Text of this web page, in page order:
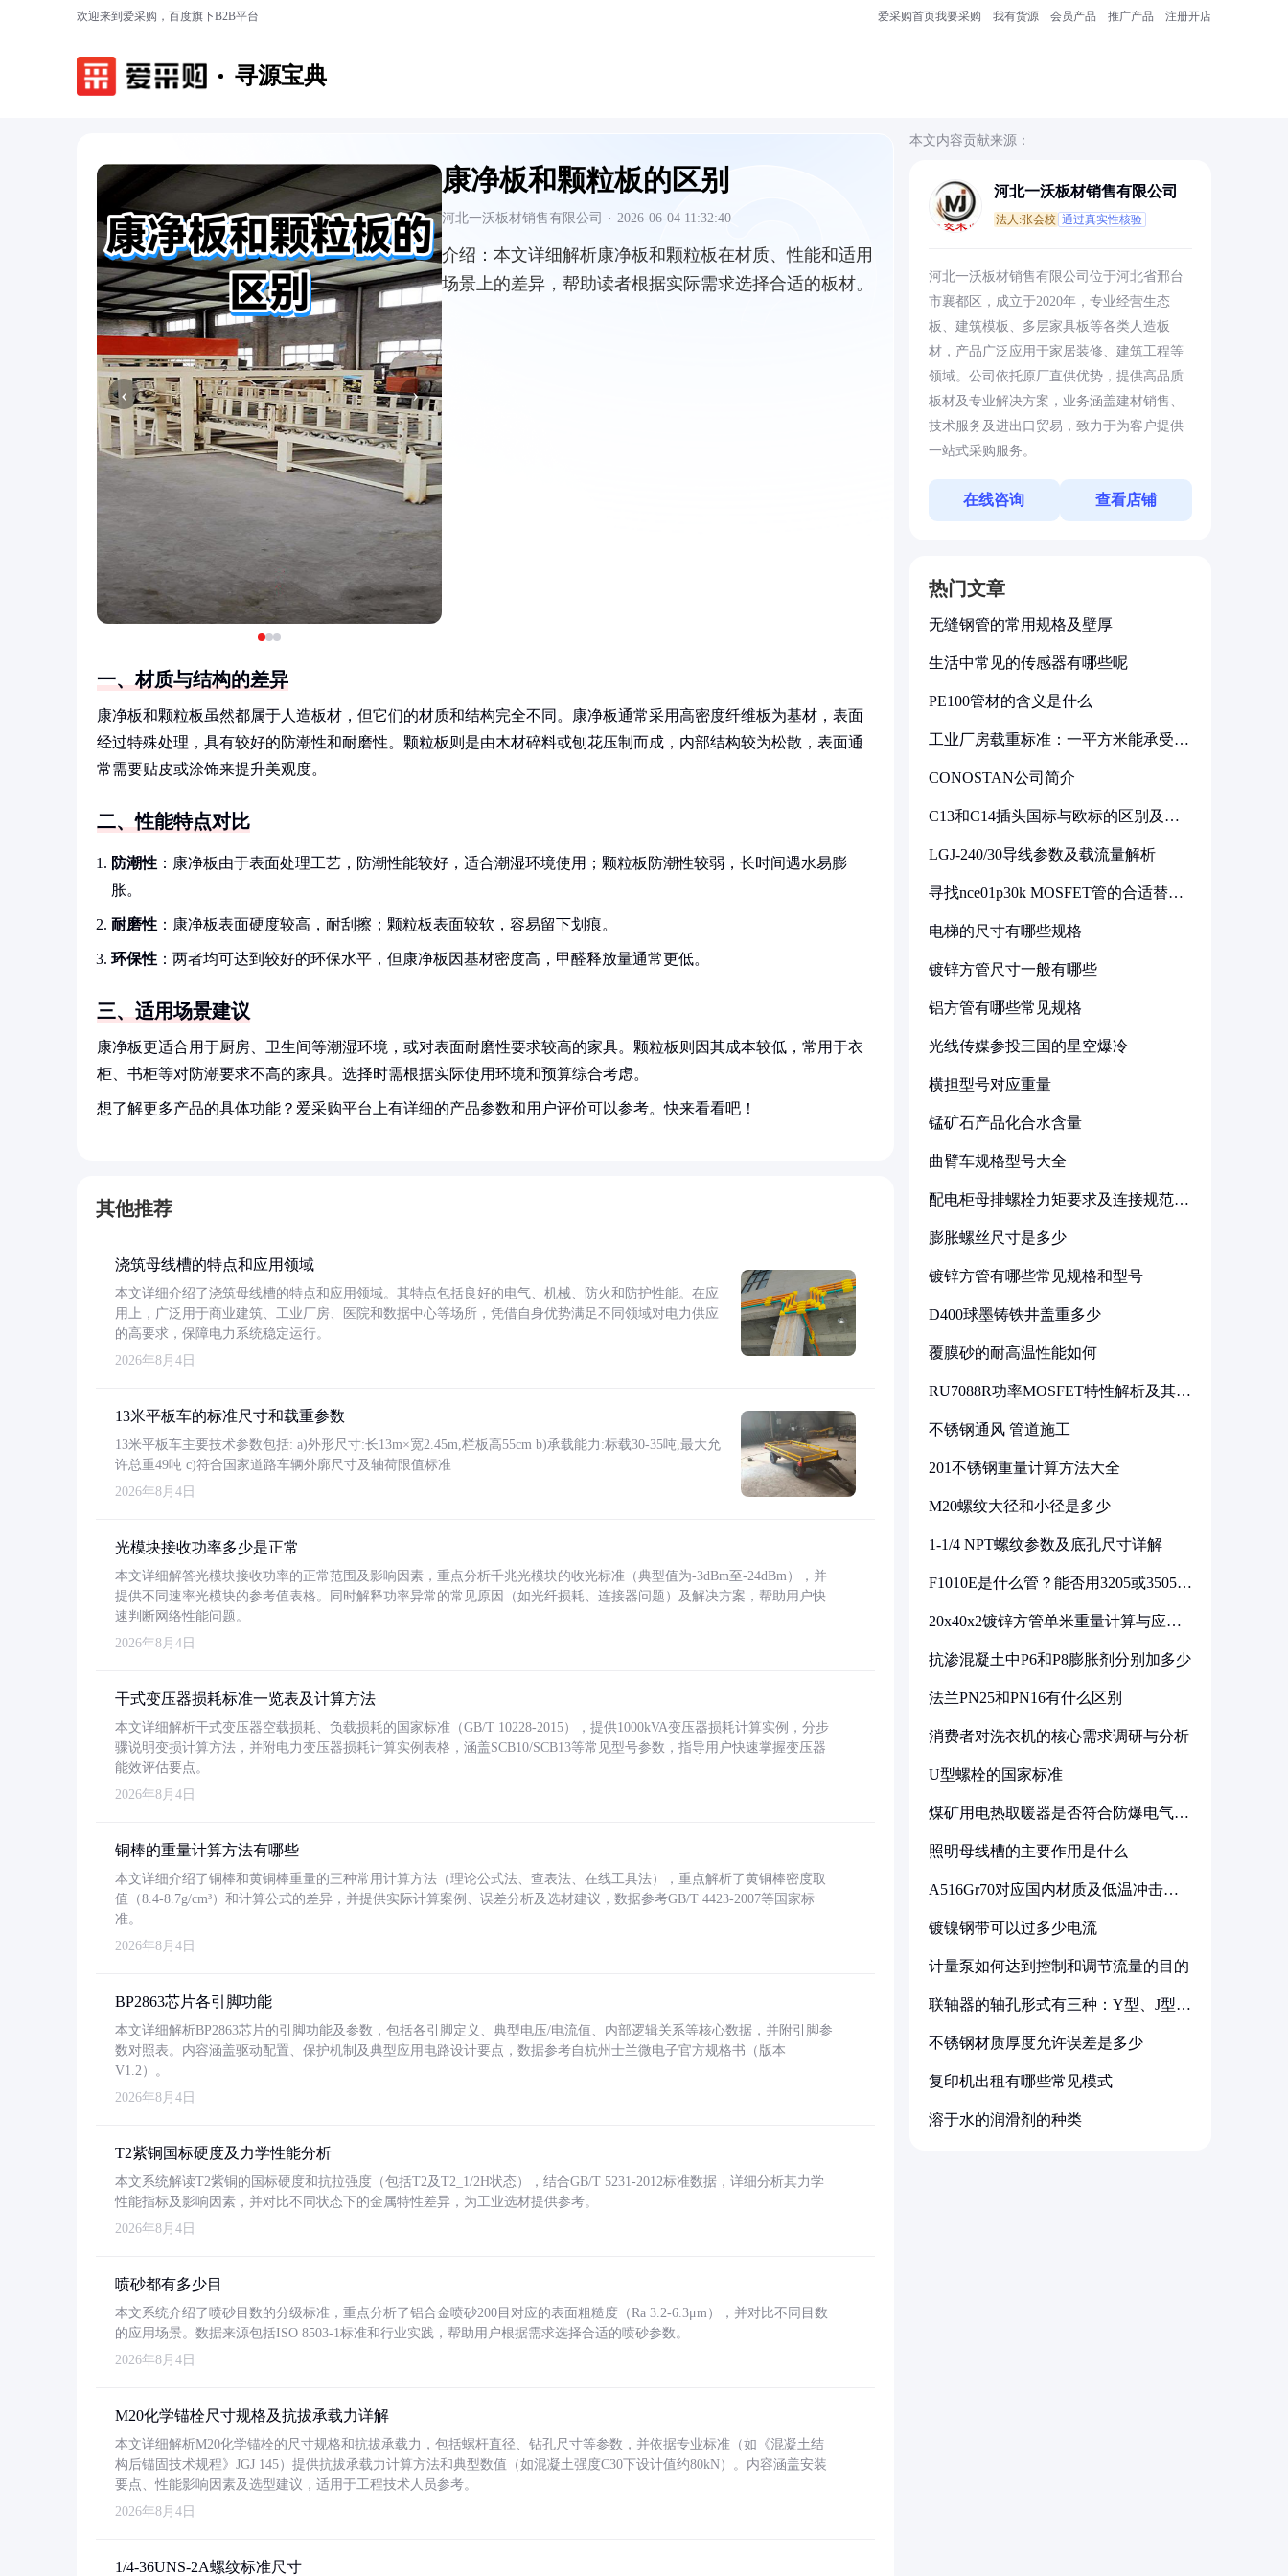
欢迎来到爱采购，百度旗下B2B平台 爱采购首页我要采购 我有货源 会员产品 推广产品 注册开店
寻源宝典
‹ ›
康净板和颗粒板的区别
河北一沃板材销售有限公司 · 2026-06-04 11:32:40
介绍： 本文详细解析康净板和颗粒板在材质、性能和适用
场景上的差异，帮助读者根据实际需求选择合适的板材。
一、材质与结构的差异
康净板和颗粒板虽然都属于人造板材，但它们的材质和结构完全不同。康净板通常采用高密度纤维板为基材，表面
经过特殊处理，具有较好的防潮性和耐磨性。颗粒板则是由木材碎料或刨花压制而成，内部结构较为松散，表面通
常需要贴皮或涂饰来提升美观度。
二、性能特点对比
防潮性 ：康净板由于表面处理工艺，防潮性能较好，适合潮湿环境使用；颗粒板防潮性较弱，长时间遇水易膨
胀。
耐磨性 ：康净板表面硬度较高，耐刮擦；颗粒板表面较软，容易留下划痕。
环保性 ：两者均可达到较好的环保水平，但康净板因基材密度高，甲醛释放量通常更低。
三、适用场景建议
康净板更适合用于厨房、卫生间等潮湿环境，或对表面耐磨性要求较高的家具。颗粒板则因其成本较低，常用于衣
柜、书柜等对防潮要求不高的家具。选择时需根据实际使用环境和预算综合考虑。
想了解更多产品的具体功能？爱采购平台上有详细的产品参数和用户评价可以参考。快来看看吧！
其他推荐
浇筑母线槽的特点和应用领域
本文详细介绍了浇筑母线槽的特点和应用领域。其特点包括良好的电气、机械、防火和防护性能。在应
用上，广泛用于商业建筑、工业厂房、医院和数据中心等场所，凭借自身优势满足不同领域对电力供应
的高要求，保障电力系统稳定运行。
2026年8月4日
13米平板车的标准尺寸和载重参数
13米平板车主要技术参数包括: a)外形尺寸:长13m×宽2.45m,栏板高55cm b)承载能力:标载30-35吨,最大允
许总重49吨 c)符合国家道路车辆外廓尺寸及轴荷限值标准
2026年8月4日
光模块接收功率多少是正常
本文详细解答光模块接收功率的正常范围及影响因素，重点分析千兆光模块的收光标准（典型值为-3dBm至-24dBm），并
提供不同速率光模块的参考值表格。同时解释功率异常的常见原因（如光纤损耗、连接器问题）及解决方案，帮助用户快
速判断网络性能问题。
2026年8月4日
干式变压器损耗标准一览表及计算方法
本文详细解析干式变压器空载损耗、负载损耗的国家标准（GB/T 10228-2015），提供1000kVA变压器损耗计算实例，分步
骤说明变损计算方法，并附电力变压器损耗计算实例表格，涵盖SCB10/SCB13等常见型号参数，指导用户快速掌握变压器
能效评估要点。
2026年8月4日
铜棒的重量计算方法有哪些
本文详细介绍了铜棒和黄铜棒重量的三种常用计算方法（理论公式法、查表法、在线工具法），重点解析了黄铜棒密度取
值（8.4-8.7g/cm³）和计算公式的差异，并提供实际计算案例、误差分析及选材建议，数据参考GB/T 4423-2007等国家标
准。
2026年8月4日
BP2863芯片各引脚功能
本文详细解析BP2863芯片的引脚功能及参数，包括各引脚定义、典型电压/电流值、内部逻辑关系等核心数据，并附引脚参
数对照表。内容涵盖驱动配置、保护机制及典型应用电路设计要点，数据参考自杭州士兰微电子官方规格书（版本
V1.2）。
2026年8月4日
T2紫铜国标硬度及力学性能分析
本文系统解读T2紫铜的国标硬度和抗拉强度（包括T2及T2_1/2H状态），结合GB/T 5231-2012标准数据，详细分析其力学
性能指标及影响因素，并对比不同状态下的金属特性差异，为工业选材提供参考。
2026年8月4日
喷砂都有多少目
本文系统介绍了喷砂目数的分级标准，重点分析了铝合金喷砂200目对应的表面粗糙度（Ra 3.2-6.3μm），并对比不同目数
的应用场景。数据来源包括ISO 8503-1标准和行业实践，帮助用户根据需求选择合适的喷砂参数。
2026年8月4日
M20化学锚栓尺寸规格及抗拔承载力详解
本文详细解析M20化学锚栓的尺寸规格和抗拔承载力，包括螺杆直径、钻孔尺寸等参数，并依据专业标准（如《混凝土结
构后锚固技术规程》JGJ 145）提供抗拔承载力计算方法和典型数值（如混凝土强度C30下设计值约80kN）。内容涵盖安装
要点、性能影响因素及选型建议，适用于工程技术人员参考。
2026年8月4日
1/4-36UNS-2A螺纹标准尺寸
本文内容贡献来源：
河北一沃板材销售有限公司
法人:张会校 通过真实性核验
河北一沃板材销售有限公司位于河北省邢台
市襄都区，成立于2020年，专业经营生态
板、建筑模板、多层家具板等各类人造板
材，产品广泛应用于家居装修、建筑工程等
领域。公司依托原厂直供优势，提供高品质
板材及专业解决方案，业务涵盖建材销售、
技术服务及进出口贸易，致力于为客户提供
一站式采购服务。
在线咨询 查看店铺
热门文章
无缝钢管的常用规格及壁厚
生活中常见的传感器有哪些呢
PE100管材的含义是什么
工业厂房载重标准：一平方米能承受多
CONOSTAN公司简介
C13和C14插头国标与欧标的区别及其
LGJ-240/30导线参数及载流量解析
寻找nce01p30k MOSFET管的合适替代
电梯的尺寸有哪些规格
镀锌方管尺寸一般有哪些
铝方管有哪些常见规格
光线传媒参投三国的星空爆冷
横担型号对应重量
锰矿石产品化合水含量
曲臂车规格型号大全
配电柜母排螺栓力矩要求及连接规范详
膨胀螺丝尺寸是多少
镀锌方管有哪些常见规格和型号
D400球墨铸铁井盖重多少
覆膜砂的耐高温性能如何
RU7088R功率MOSFET特性解析及其在
不锈钢通风 管道施工
201不锈钢重量计算方法大全
M20螺纹大径和小径是多少
1-1/4 NPT螺纹参数及底孔尺寸详解
F1010E是什么管？能否用3205或3505代
20x40x2镀锌方管单米重量计算与应用
抗渗混凝土中P6和P8膨胀剂分别加多少
法兰PN25和PN16有什么区别
消费者对洗衣机的核心需求调研与分析
U型螺栓的国家标准
煤矿用电热取暖器是否符合防爆电气设
照明母线槽的主要作用是什么
A516Gr70对应国内材质及低温冲击要
镀镍钢带可以过多少电流
计量泵如何达到控制和调节流量的目的
联轴器的轴孔形式有三种：Y型、J型、
不锈钢材质厚度允许误差是多少
复印机出租有哪些常见模式
溶于水的润滑剂的种类